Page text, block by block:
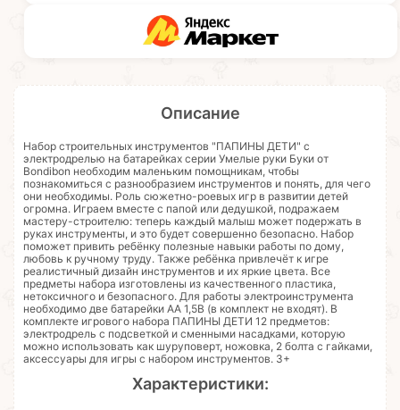
Описание
Набор строительных инструментов "ПАПИНЫ ДЕТИ" с
электродрелью на батарейках серии Умелые руки Буки от
Bondibon необходим маленьким помощникам, чтобы
познакомиться с разнообразием инструментов и понять, для чего
они необходимы. Роль сюжетно-роевых игр в развитии детей
огромна. Играем вместе с папой или дедушкой, подражаем
мастеру-строителю: теперь каждый малыш может подержать в
руках инструменты, и это будет совершенно безопасно. Набор
поможет привить ребёнку полезные навыки работы по дому,
любовь к ручному труду. Также ребёнка привлечёт к игре
реалистичный дизайн инструментов и их яркие цвета. Все
предметы набора изготовлены из качественного пластика,
нетоксичного и безопасного. Для работы электроинструмента
необходимо две батарейки АА 1,5В (в комплект не входят). В
комплекте игрового набора ПАПИНЫ ДЕТИ 12 предметов:
электродрель с подсветкой и сменными насадками, которую
можно использовать как шуруповерт, ножовка, 2 болта с гайками,
аксессуары для игры с набором инструментов. 3+
Характеристики: